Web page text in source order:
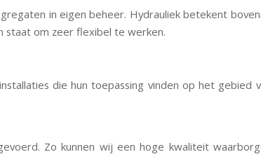
in eigen beheer. Hydrauliek betekent
staat om zeer flexibel te werken.
die hun toepassing vinden op het gebied
Zo kunnen wij een hoge kwaliteit